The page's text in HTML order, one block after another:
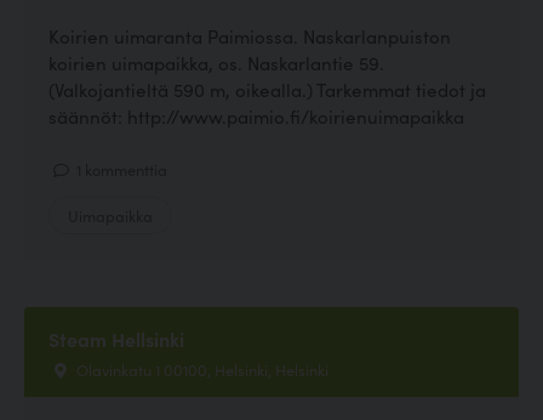
Koirien uimaranta Paimiossa. Naskarlanpuiston
koirien uimapaikka, os. Naskarlantie 59.
(Valkojantieltä 590 m, oikealla.) Tarkemmat tiedot ja
säännöt: http://www.paimio.fi/koirienuimapaikka
Steam Hellsinki
Olavinkatu 1 00100, Helsinki, Helsinki